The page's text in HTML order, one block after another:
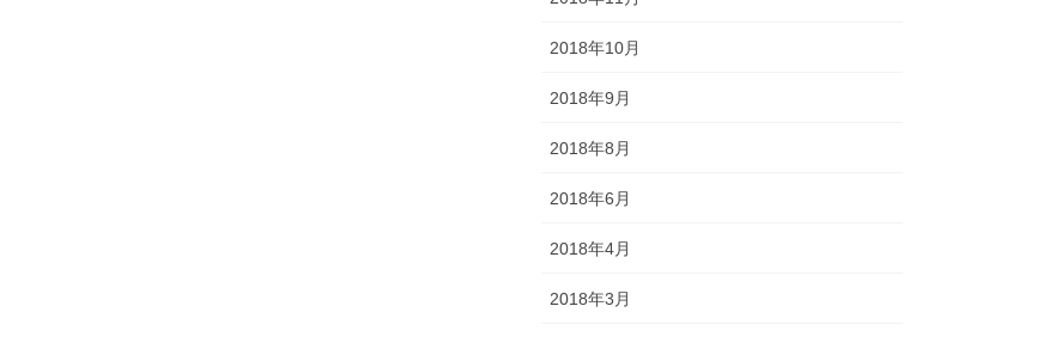
2018年10月
2018年9月
2018年8月
2018年6月
2018年4月
2018年3月